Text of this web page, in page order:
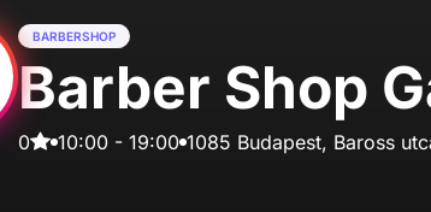
BARBERSHOP
Barber Shop
0 10:00- 19:00 1085 Budapest, Baross